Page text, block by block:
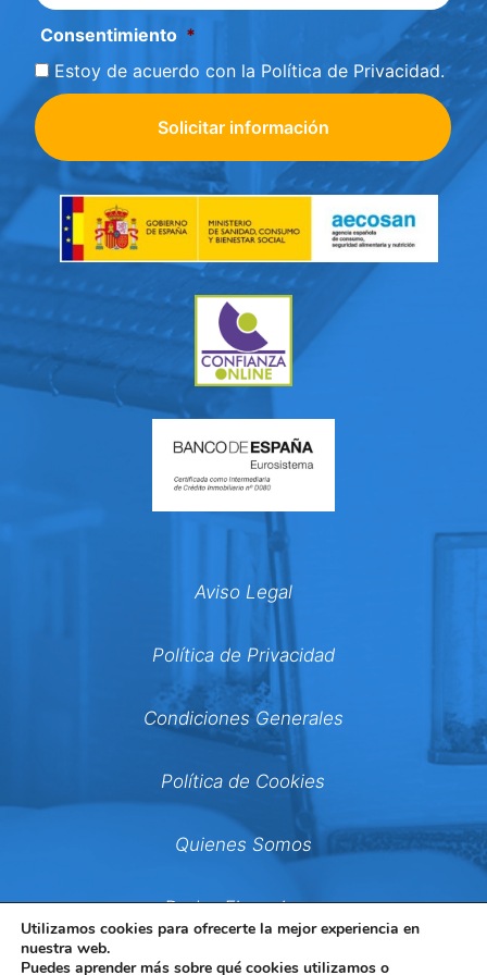
Consentimiento *
Estoy de acuerdo con la Política de Privacidad.
Aviso Legal
Política de Privacidad
Condiciones Generales
Política de Cookies
Quienes Somos
Dudas Financieras
Utilizamos cookies para ofrecerte la mejor experiencia en
nuestra web.
Puedes aprender más sobre qué cookies utilizamos o